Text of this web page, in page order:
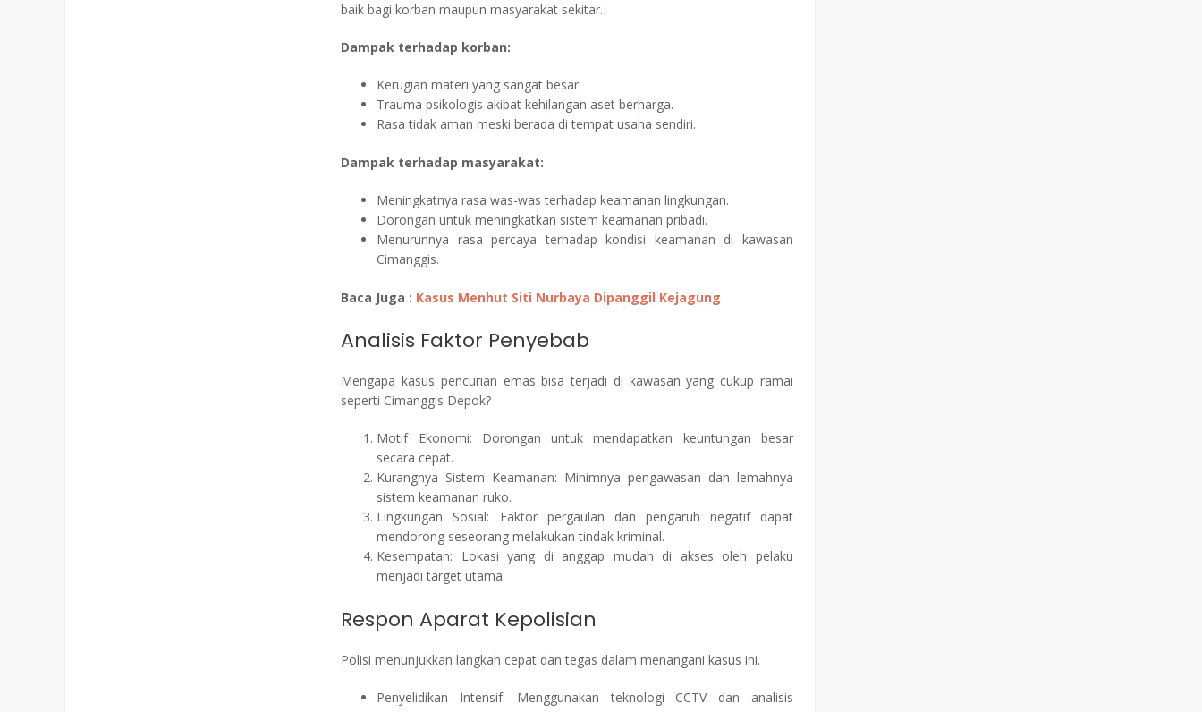
baik bagi korban maupun masyarakat sekitar.
Dampak terhadap korban:
Kerugian materi yang sangat besar.
Trauma psikologis akibat kehilangan aset berharga.
Rasa tidak aman meski berada di tempat usaha sendiri.
Dampak terhadap masyarakat:
Meningkatnya rasa was-was terhadap keamanan lingkungan.
Dorongan untuk meningkatkan sistem keamanan pribadi.
Menurunnya rasa percaya terhadap kondisi keamanan di kawasan
Cimanggis.
Baca Juga : Kasus Menhut Siti Nurbaya Dipanggil Kejagung
Analisis Faktor Penyebab
Mengapa kasus pencurian emas bisa terjadi di kawasan yang cukup ramai
seperti Cimanggis Depok?
Motif Ekonomi: Dorongan untuk mendapatkan keuntungan besar
secara cepat.
Kurangnya Sistem Keamanan: Minimnya pengawasan dan lemahnya
sistem keamanan ruko.
Lingkungan Sosial: Faktor pergaulan dan pengaruh negatif dapat
mendorong seseorang melakukan tindak kriminal.
Kesempatan: Lokasi yang di anggap mudah di akses oleh pelaku
menjadi target utama.
Respon Aparat Kepolisian
Polisi menunjukkan langkah cepat dan tegas dalam menangani kasus ini.
Penyelidikan Intensif: Menggunakan teknologi CCTV dan analisis